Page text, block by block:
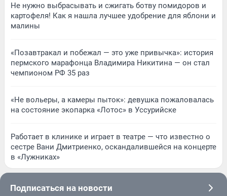
Не нужно выбрасывать и сжигать ботву помидоров и
картофеля! Как я нашла лучшее удобрение для яблони и
малины
«Позавтракал и побежал — это уже привычка»: история
пермского марафонца Владимира Никитина — он стал
чемпионом РФ 35 раз
«Не вольеры, а камеры пыток»: девушка пожаловалась
на состояние экопарка «Лотос» в Уссурийске
Работает в клинике и играет в театре — что известно о
сестре Вани Дмитриенко, оскандалившейся на концерте
в «Лужниках»
Подписаться на новости